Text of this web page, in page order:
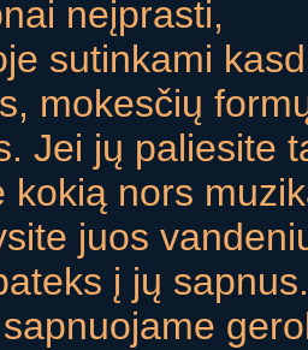
neįprasti,
sutinkami
mokesčių
Jei jų paliesite
kokią nors
juos
į jų